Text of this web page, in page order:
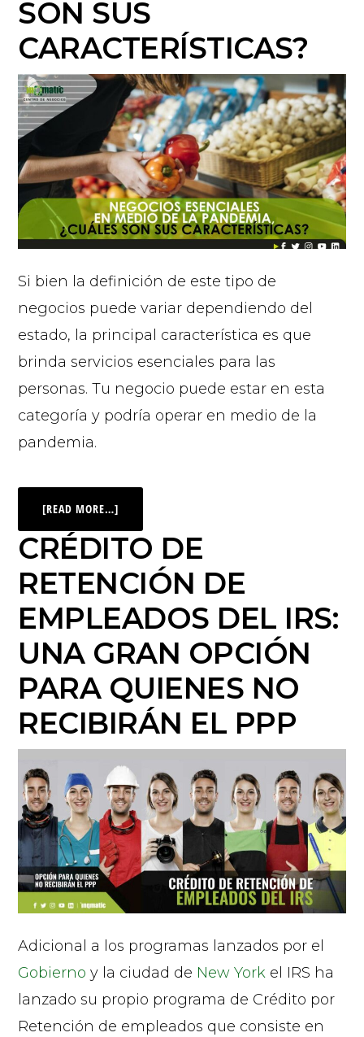
SON SUS
CARACTERÍSTICAS?
Si bien la definición de este tipo de
negocios puede variar dependiendo del
estado, la principal característica es que
brinda servicios esenciales para las
personas. Tu negocio puede estar en esta
categoría y podría operar en medio de la
pandemia.
[READ MORE…]
CRÉDITO DE
RETENCIÓN DE
EMPLEADOS DEL IRS:
UNA GRAN OPCIÓN
PARA QUIENES NO
RECIBIRÁN EL PPP
Adicional a los programas lanzados por el
Gobiernoy la ciudad de New York el IRS ha
lanzado su propio programa de Crédito por
Retención de empleados que consiste en